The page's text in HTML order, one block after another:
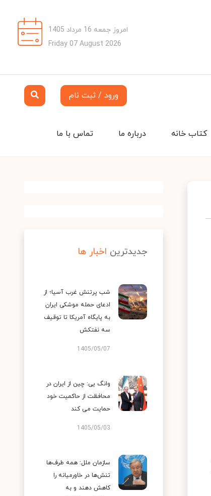
امروز جمعه 16 مرداد 1405
Friday 07 August 2026
ورود / ثبت نام
تماس با ما درباره ما کتاب خانه
جدیدترین اخبار ها
شب پرتنش غرب آسیا؛ از
ادعای حمله موشکی ایران
به پایگاه آمریکا تا توقیف
سه نفتکش
1405/05/07
وانگ یی: چین از ایران در
محافظت از حاکمیت خود
حمایت می کند
1405/05/03
سازمان ملل: همه طرف‌ها
تنش‌ها در خاورمیانه را
کاهش دهند و به